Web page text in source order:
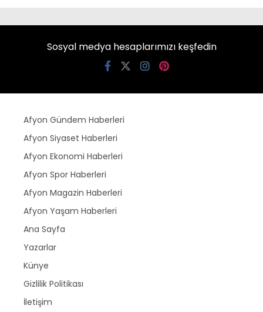
Sosyal medya hesaplarımızı keşfedin
Afyon Gündem Haberleri
Afyon Siyaset Haberleri
Afyon Ekonomi Haberleri
Afyon Spor Haberleri
Afyon Magazin Haberleri
Afyon Yaşam Haberleri
Ana Sayfa
Yazarlar
Künye
Gizlilik Politikası
İletişim